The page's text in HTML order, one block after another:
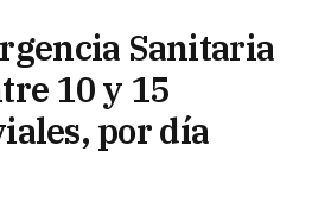
Sanitaria
10 y 15
por día